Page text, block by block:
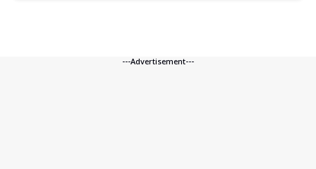
---Advertisement---